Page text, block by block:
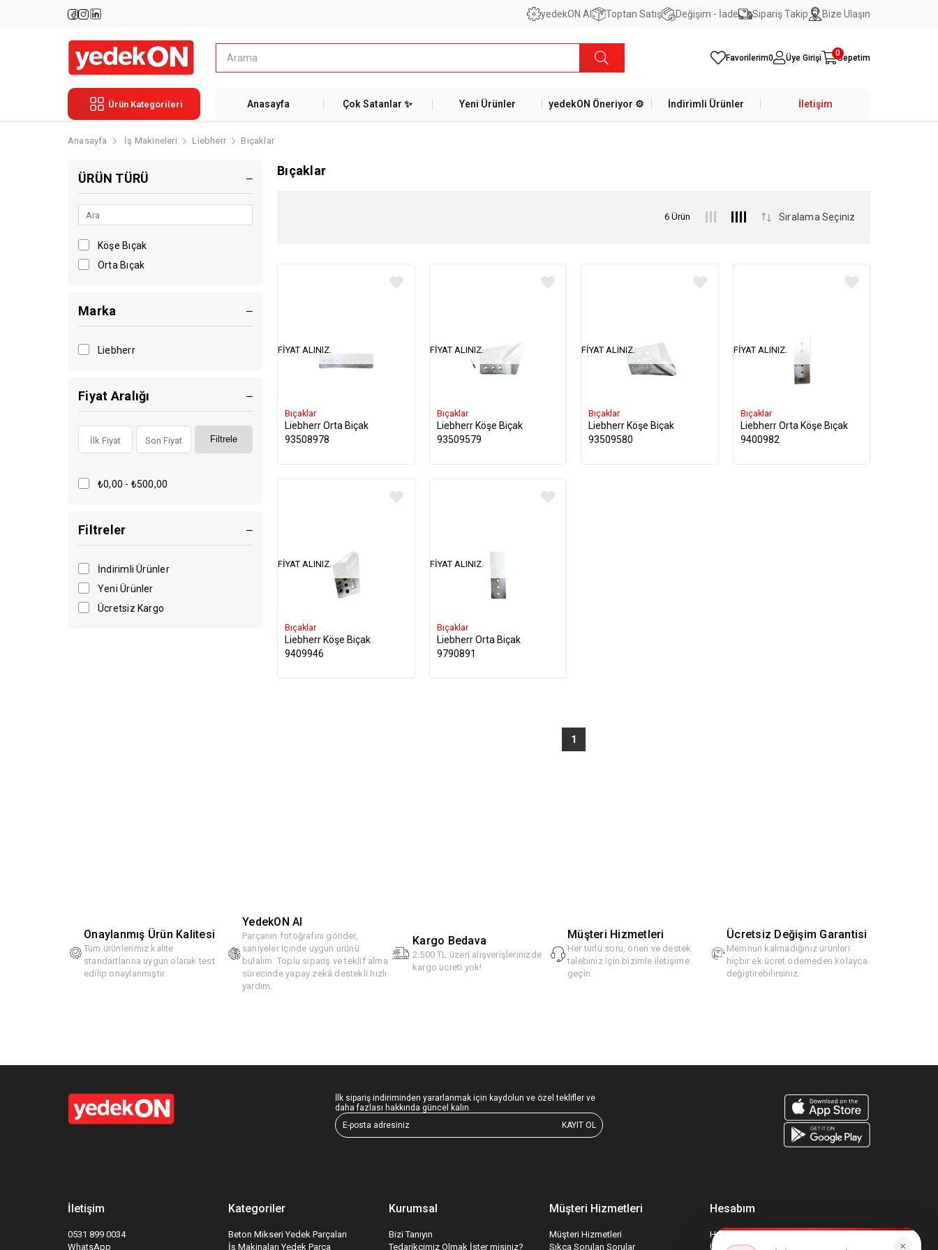
yedekON AI Toptan Satış Değişim - İade Sipariş Takip Bize Ulaşın
Favorilerim0 Üye Girişi Sepetim
0
Ürün Kategorileri Anasayfa Çok Satanlar ✨ Yeni Ürünler yedekON Öneriyor ⚙️ İndirimli Ürünler İletişim
Anasayfa İş Makineleri Liebherr Bıçaklar
ÜRÜN TÜRÜ
Köşe Bıçak
Orta Bıçak
Marka
Liebherr
Fiyat Aralığı
Filtrele
₺0,00 - ₺500,00
Filtreler
İndirimli Ürünler
Yeni Ürünler
Ücretsiz Kargo
Bıçaklar
6 Ürün
Bıçaklar
Liebherr Orta Biçak
93508978
FIYAT ALINIZ.
Bıçaklar
Liebherr Köşe Biçak
93509579
FIYAT ALINIZ.
Bıçaklar
Liebherr Köşe Biçak
93509580
FIYAT ALINIZ.
Bıçaklar
Liebherr Orta Köşe Bıçak
9400982
FIYAT ALINIZ.
Bıçaklar
Liebherr Köşe Biçak
9409946
FIYAT ALINIZ.
Bıçaklar
Liebherr Orta Biçak
9790891
FIYAT ALINIZ.
1
Onaylanmış Ürün Kalitesi
Tüm ürünlerimiz kalite
standartlarına uygun olarak test
edilip onaylanmıştır.
YedekON AI
Parçanın fotoğrafını gönder,
saniyeler içinde uygun ürünü
bulalım. Toplu sipariş ve teklif alma
sürecinde yapay zekâ destekli hızlı
yardım.
Kargo Bedava
2.500 TL üzeri alışverişlerinizde
kargo ücreti yok!
Müşteri Hizmetleri
Her türlü soru, öneri ve destek
talebiniz için bizimle iletişime
geçin.
Ücretsiz Değişim Garantisi
Memnun kalmadığınız ürünleri
hiçbir ek ücret ödemeden kolayca
değiştirebilirsiniz.
İlk sipariş indiriminden yararlanmak için kaydolun ve özel teklifler ve
daha fazlası hakkında güncel kalın.
KAYIT OL
İletişim
0531 899 0034
WhatsApp
Kategoriler
Beton Mikseri Yedek Parçaları
İş Makinaları Yedek Parça
Kurumsal
Bizi Tanıyın
Tedarikçimiz Olmak İster misiniz?
Müşteri Hizmetleri
Müşteri Hizmetleri
Sıkça Sorulan Sorular
Hesabım
Hesabım
Üyelik Bilgilerim
×